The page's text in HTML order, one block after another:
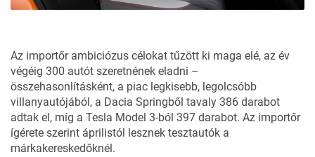
Az importőr ambiciózus célokat tűzött ki maga elé, az év
végéig 300 autót szeretnének eladni –
összehasonlításként, a piac legkisebb, legolcsóbb
villanyautójából, a Dacia Springből tavaly 386 darabot
adtak el, míg a Tesla Model 3-ból 397 darabot. Az importőr
ígérete szerint áprilistól lesznek tesztautók a
márkakereskedőknél.